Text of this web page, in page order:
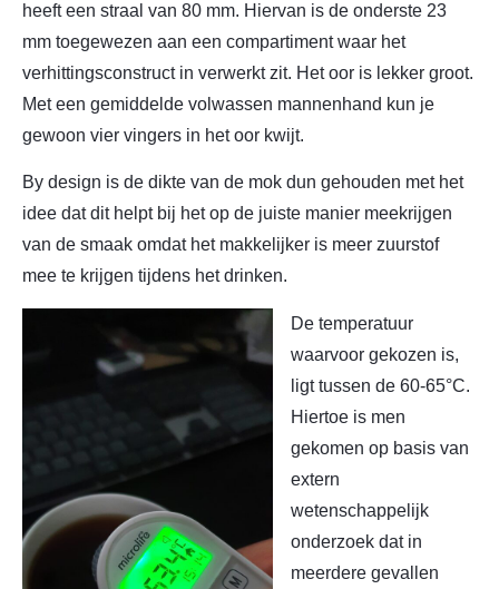
heeft een straal van 80 mm. Hiervan is de onderste 23
mm toegewezen aan een compartiment waar het
verhittingsconstruct in verwerkt zit. Het oor is lekker groot.
Met een gemiddelde volwassen mannenhand kun je
gewoon vier vingers in het oor kwijt.
By design is de dikte van de mok dun gehouden met het
idee dat dit helpt bij het op de juiste manier meekrijgen
van de smaak omdat het makkelijker is meer zuurstof
mee te krijgen tijdens het drinken.
De temperatuur
waarvoor gekozen is,
ligt tussen de 60-65°C.
Hiertoe is men
gekomen op basis van
extern
wetenschappelijk
onderzoek dat in
meerdere gevallen